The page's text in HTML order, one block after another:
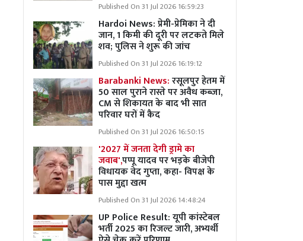
Published On 31 Jul 2026 16:59:23
Hardoi News: प्रेमी-प्रेमिका ने दी
जान, 1 किमी की दूरी पर लटकते मिले
शव; पुलिस ने शुरू की जांच
Published On 31 Jul 2026 16:19:12
Barabanki News:रसूलपुर हेतम में
50 साल पुराने रास्ते पर अवैध कब्ज़ा,
CM से शिकायत के बाद भी सात
परिवार घरों में कैद
Published On 31 Jul 2026 16:50:15
'2027 में जनता देगी ड्रामे का
जवाब',पप्पू यादव पर भड़के बीजेपी
विधायक वेद गुप्ता, कहा- विपक्ष के
पास मुद्दा खत्म
Published On 31 Jul 2026 14:48:24
UP Police Result: यूपी कांस्टेबल
भर्ती 2025 का रिजल्ट जारी, अभ्यर्थी